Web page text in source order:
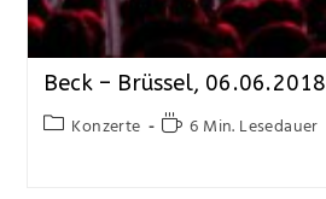
Beck – Brüssel, 06.06.2018
Konzerte 6 Min. Lesedauer